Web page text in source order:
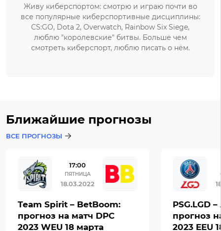
Живу киберспортом: смотрю и играю почти во
все популярные киберспортивные дисциплины:
CS:GO, Dota 2, Overwatch, Rainbow Six Siege,
люблю "королевские" битвы. Больше чем
смотреть киберспорт, люблю писать о нём.
Ближайшие прогнозы
ВСЕ ПРОГНОЗЫ
17:00
ПЯТНИЦА
18.03.2022
Team Spirit – BetBoom:
прогноз на матч DPC
2023 WEU 18 марта
PSG.LGD
прогноз
2023 EEU